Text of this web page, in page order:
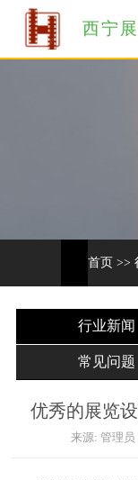
西宁
首页 >>
行业新闻
常见问题
优秀的展览
来源: 管理员